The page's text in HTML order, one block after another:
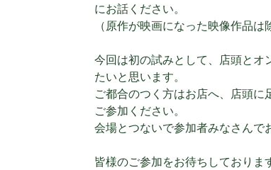
にお話ください。
（原作が映画になった映像作品は
今回は初の試みとして、店頭とオ
たいと思います。
ご都合のつく方はお店へ、店頭
ご参加ください。
会場とつないで参加者みなさんで
皆様のご参加をお待ちしておりま